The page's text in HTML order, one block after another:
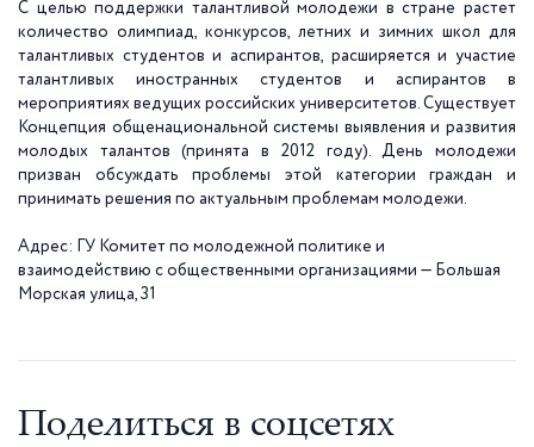
С целью поддержки талантливой молодежи в стране растет
количество олимпиад, конкурсов, летних и зимних школ для
талантливых студентов и аспирантов, расширяется и участие
талантливых иностранных студентов и аспирантов в
мероприятиях ведущих российских университетов. Существует
Концепция общенациональной системы выявления и развития
молодых талантов (принята в 2012 году). День молодежи
призван обсуждать проблемы этой категории граждан и
принимать решения по актуальным проблемам молодежи.
Адрес: ГУ Комитет по молодежной политике и
взаимодействию с общественными организациями — Большая
Морская улица, 31
Поделиться в соцсетях